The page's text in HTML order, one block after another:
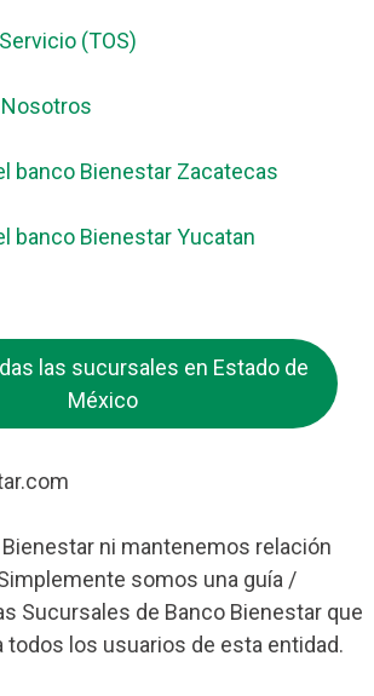
(TOS)
banco Bienestar Zacatecas
banco Bienestar Yucatan
las sucursales en Estado de
México
ni mantenemos relación
somos una guía /
Sucursales de Banco Bienestar que
todos los usuarios de esta entidad.